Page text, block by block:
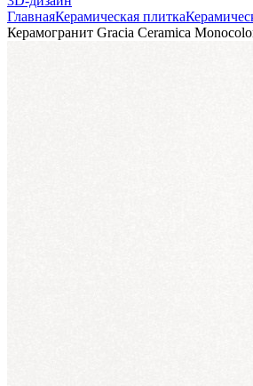
ГлавнаяКерамическая плитка
Керамогранит Gracia Ceramica